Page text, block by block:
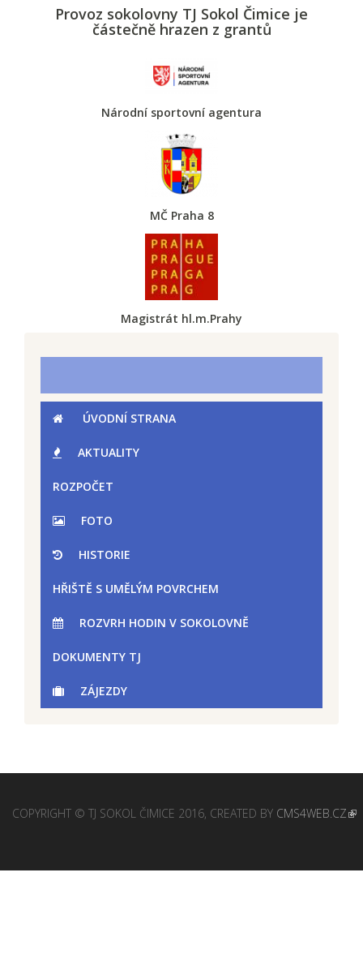
Provoz sokolovny TJ Sokol Čimice je
částečně hrazen z grantů
Národní sportovní agentura
MČ Praha 8
Magistrát hl.m.Prahy
ÚVODNÍ STRANA
AKTUALITY
ROZPOČET
FOTO
HISTORIE
HŘIŠTĚ S UMĚLÝM POVRCHEM
ROZVRH HODIN V SOKOLOVNĚ
DOKUMENTY TJ
ZÁJEZDY
COPYRIGHT © TJ SOKOL ČIMICE 2016, CREATED BY CMS4WEB.CZ